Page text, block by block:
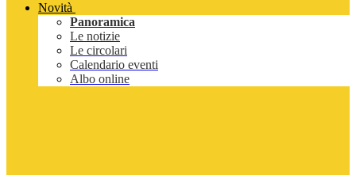
Novità
Panoramica
Le notizie
Le circolari
Calendario eventi
Albo online